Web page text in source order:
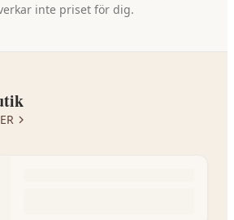
inte priset för dig.